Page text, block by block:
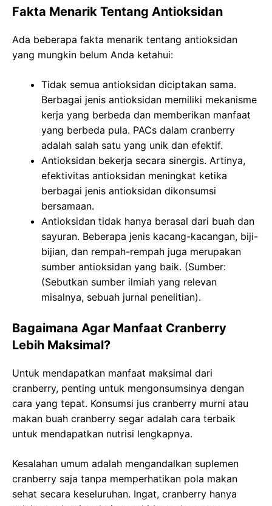
Fakta Menarik Tentang Antioksidan
Ada beberapa fakta menarik tentang antioksidan
yang mungkin belum Anda ketahui:
Tidak semua antioksidan diciptakan sama.
Berbagai jenis antioksidan memiliki mekanisme
kerja yang berbeda dan memberikan manfaat
yang berbeda pula. PACs dalam cranberry
adalah salah satu yang unik dan efektif.
Antioksidan bekerja secara sinergis. Artinya,
efektivitas antioksidan meningkat ketika
berbagai jenis antioksidan dikonsumsi
bersamaan.
Antioksidan tidak hanya berasal dari buah dan
sayuran. Beberapa jenis kacang-kacangan, biji-
bijian, dan rempah-rempah juga merupakan
sumber antioksidan yang baik. (Sumber:
(Sebutkan sumber ilmiah yang relevan
misalnya, sebuah jurnal penelitian).
Bagaimana Agar Manfaat Cranberry
Lebih Maksimal?
Untuk mendapatkan manfaat maksimal dari
cranberry, penting untuk mengonsumsinya dengan
cara yang tepat. Konsumsi jus cranberry murni atau
makan buah cranberry segar adalah cara terbaik
untuk mendapatkan nutrisi lengkapnya.
Kesalahan umum adalah mengandalkan suplemen
cranberry saja tanpa memperhatikan pola makan
sehat secara keseluruhan. Ingat, cranberry hanya